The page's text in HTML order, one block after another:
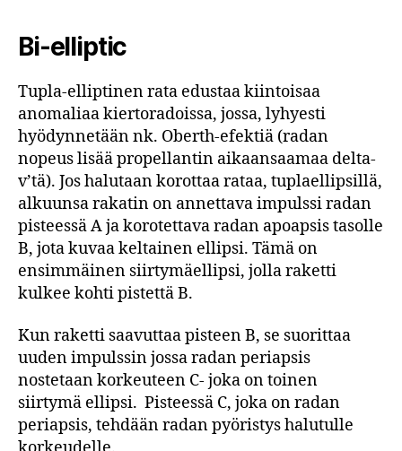
Bi-elliptic
Tupla-elliptinen rata edustaa kiintoisaa
anomaliaa kiertoradoissa, jossa, lyhyesti
hyödynnetään nk. Oberth-efektiä (radan
nopeus lisää propellantin aikaansaamaa delta-
v’tä). Jos halutaan korottaa rataa, tuplaellipsillä,
alkuunsa rakatin on annettava impulssi radan
pisteessä A ja korotettava radan apoapsis tasolle
B, jota kuvaa keltainen ellipsi. Tämä on
ensimmäinen siirtymäellipsi, jolla raketti
kulkee kohti pistettä B.
Kun raketti saavuttaa pisteen B, se suorittaa
uuden impulssin jossa radan periapsis
nostetaan korkeuteen C- joka on toinen
siirtymä ellipsi. Pisteessä C, joka on radan
periapsis, tehdään radan pyöristys halutulle